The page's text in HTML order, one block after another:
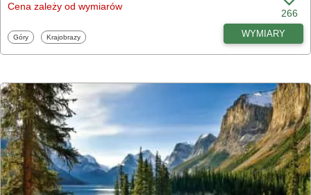
Cena zależy od wymiarów
266
Fototapety
Góry Fototapety
Krajobrazy WYMIARY